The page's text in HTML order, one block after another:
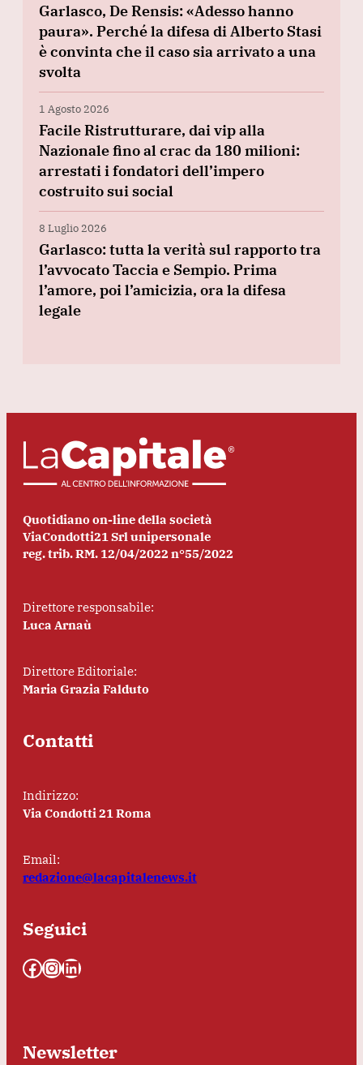
Garlasco, De Rensis: «Adesso hanno
paura». Perché la difesa di Alberto Stasi
è convinta che il caso sia arrivato a una
svolta
1 Agosto 2026
Facile Ristrutturare, dai vip alla
Nazionale fino al crac da 180 milioni:
arrestati i fondatori dell’impero
costruito sui social
8 Luglio 2026
Garlasco: tutta la verità sul rapporto tra
l’avvocato Taccia e Sempio. Prima
l’amore, poi l’amicizia, ora la difesa
legale
Quotidiano on-line della società
ViaCondotti21 Srl unipersonale
reg. trib. RM. 12/04/2022 n°55/2022
Direttore responsabile:
Luca Arnaù
Direttore Editoriale:
Maria Grazia Falduto
Contatti
Indirizzo:
Via Condotti 21 Roma
Email:
redazione@lacapitalenews.it
Seguici
Facebook InstagramLinkedIn
Newsletter